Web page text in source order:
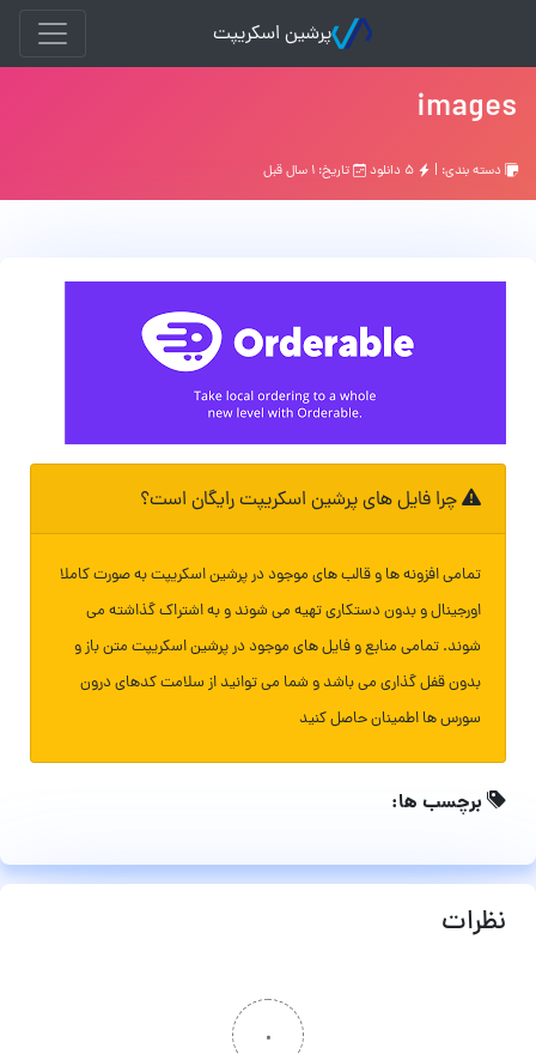
پرشین اسکریپت
images
دسته بندی: | تاریخ: ۱ سال قبل
چرا فایل های پرشین اسکریپت رایگان است؟
تمامی افزونه ها و قالب های موجود در پرشین اسکریپت به صورت کاملا
اورجینال و بدون دستکاری تهیه می شوند و به اشتراک گذاشته می
شوند. تمامی منابع و فایل های موجود در پرشین اسکریپت متن باز و
بدون قفل گذاری می باشد و شما می توانید از سلامت کدهای درون
سورس ها اطمینان حاصل کنید
برچسب ها:
نظرات
۰